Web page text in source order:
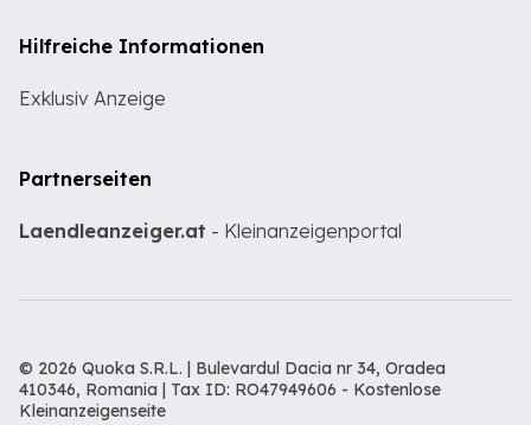
Hilfreiche Informationen
Exklusiv Anzeige
Partnerseiten
Laendleanzeiger.at - Kleinanzeigenportal
© 2026 Quoka S.R.L. | Bulevardul Dacia nr 34, Oradea
410346, Romania | Tax ID: RO47949606 - Kostenlose
Kleinanzeigenseite